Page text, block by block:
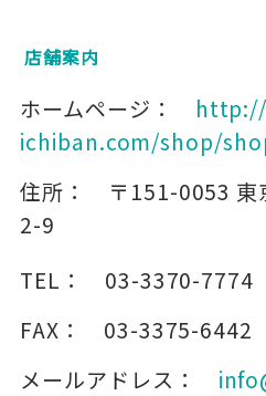
店舗案内
ホームページ：
ichiban.com/shop/
住所：
〒151-0053 東
2-9
TEL：
03-3370-7774
FAX：
03-3375-6442
メールアドレス：